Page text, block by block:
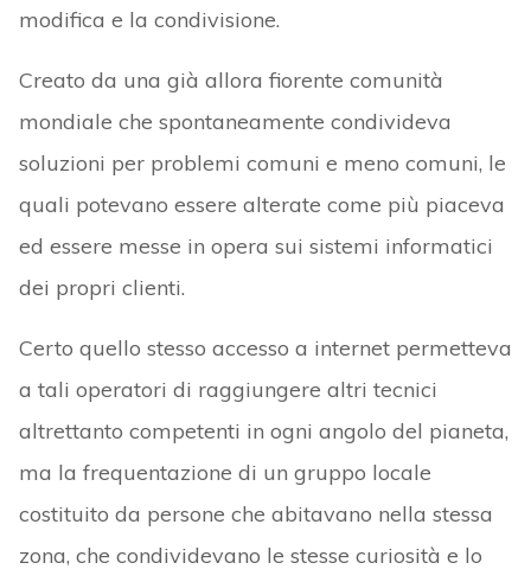
modifica e la condivisione.
Creato da una già allora fiorente comunità
mondiale che spontaneamente condivideva
soluzioni per problemi comuni e meno comuni, le
quali potevano essere alterate come più piaceva
ed essere messe in opera sui sistemi informatici
dei propri clienti.
Certo quello stesso accesso a internet permetteva
a tali operatori di raggiungere altri tecnici
altrettanto competenti in ogni angolo del pianeta,
ma la frequentazione di un gruppo locale
costituito da persone che abitavano nella stessa
zona, che condividevano le stesse curiosità e lo